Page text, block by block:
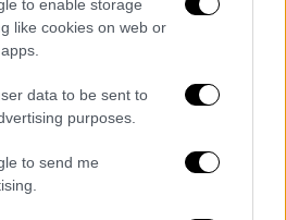
to enable storage
like cookies on web or
data to be sent to
purposes.
to send me